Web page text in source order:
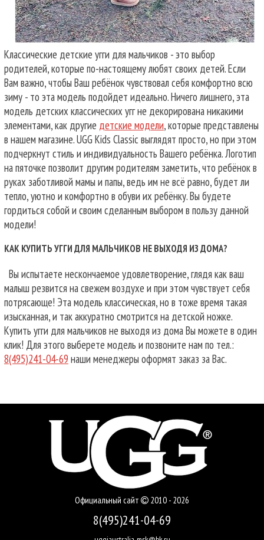
Классические детские угги для мальчиков - это выбор
родителей, которые по-настоящему любят своих детей. Если
Вам важно, чтобы Ваш ребёнок чувствовал себя комфортно всю
зиму - то эта модель подойдет идеально. Ничего лишнего, эта
модель детских классических угг не декорирована никакими
элементами, как другие детские модели, которые представлены
в нашем магазине. UGG Kids Classic выглядят просто, но при этом
подчеркнут стиль и индивидуальность Вашего ребёнка. Логотип
на пяточке позволит другим родителям заметить, что ребёнок в
руках заботливой мамы и папы, ведь им не всё равно, будет ли
тепло, уютно и комфортно в обуви их ребёнку. Вы будете
гордиться собой и своим сделанным выбором в пользу данной
модели!
КАК КУПИТЬ УГГИ ДЛЯ МАЛЬЧИКОВ НЕ ВЫХОДЯ ИЗ ДОМА?
Вы испытаете нескончаемое удовлетворение, глядя как ваш
малыш резвится на свежем воздухе и при этом чувствует себя
потрясающе! Эта модель классическая, но в тоже время такая
изысканная, и так аккуратно смотрится на детской ножке.
Купить угги для мальчиков не выходя из дома Вы можете в один
клик! Для этого выберете модель и позвоните нам по тел.:
8(495)241-04-69 наши менеджеры оформят заказ за Вас.
Официальный сайт 2010 - 2026
8(495)241-04-69